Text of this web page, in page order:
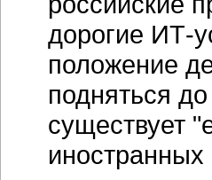
дорогие ИТ-
положение
подняться
существует
иностранных